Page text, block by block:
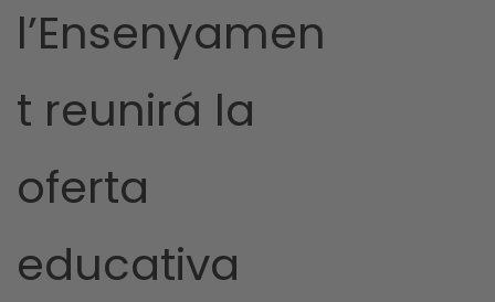
l’Ensenyamen
t reunirá la
oferta
educativa